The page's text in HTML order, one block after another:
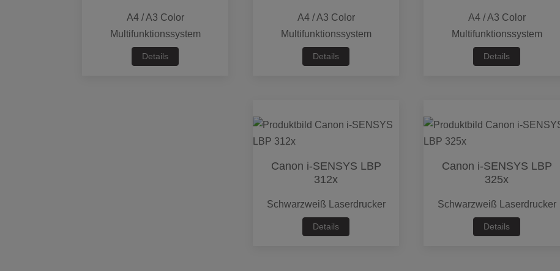
A4 / A3 Color
Multifunktionssystem
Details
A4 / A3 Color
Multifunktionssystem
Details
A4 / A3 Color
Multifunktionssystem
Details
Canon i-SENSYS LBP
312x
Schwarzweiß Laserdrucker
Details
Canon i-SENSYS LBP
325x
Schwarzweiß Laserdrucker
Details